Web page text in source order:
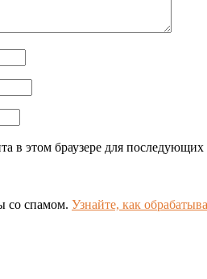
в этом браузере для
со спамом. Узнайте, как